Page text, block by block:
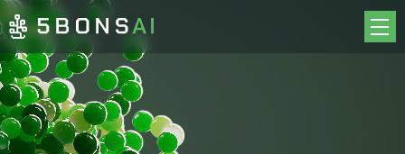
O NAS
CASE STUDIES
OFERTA